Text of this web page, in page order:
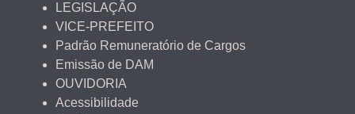
LEGISLAÇÃO
VICE-PREFEITO
Padrão Remuneratório de Cargos
Emissão de DAM
OUVIDORIA
Acessibilidade